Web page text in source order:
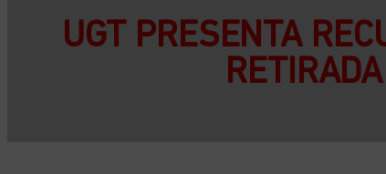
UGT PRESENTA